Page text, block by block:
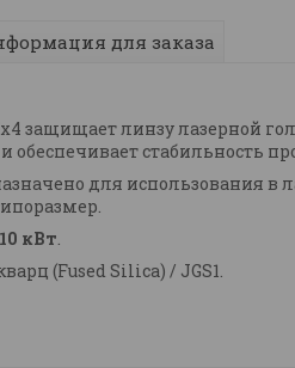
для заказа
защищает линзу лазерной
обеспечивает стабильность
для использования в
кВт.
(Fused Silica) / JGS1.